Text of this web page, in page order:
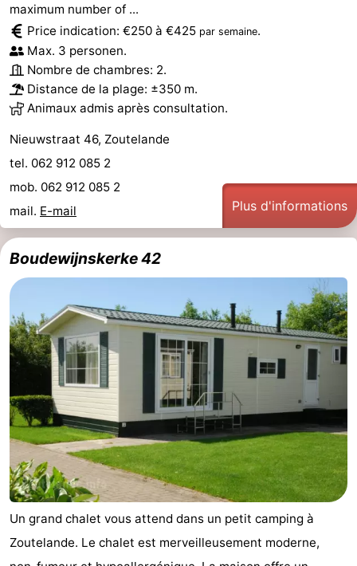
Renesse
-
Brouwershaven
-
Bruinisse
-
Zierikzee
Nature
Oosterschelde
-
Burgh
Haamstede
Nature
Kop
van
Schouwen
Walcheren
Veere
Nature
Oranjezon
-
Oostkapelle
Nature
Mantelingen
-
Domburg
Westkapelle
-
Nature
Walcherse
-
Dishoek
-
maximum number of ...
Price indication: €250 à €425 par semaine.
Max. 3 personen.
Nombre de chambres: 2.
Distance de la plage: ±350 m.
Animaux admis après consultation.
Nieuwstraat 46, Zoutelande
tel. 062 912 085 2
mob. 062 912 085 2
mail. E-mail Plus d'informations
Boudewijnskerke 42
Un grand chalet vous attend dans un petit camping à
Zoutelande. Le chalet est merveilleusement moderne,